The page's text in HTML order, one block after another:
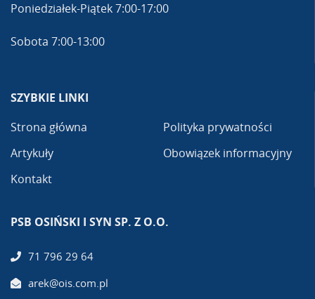
Poniedziałek-Piątek 7:00-17:00
Sobota 7:00-13:00
SZYBKIE LINKI
Strona główna
Artykuły
Kontakt
Polityka prywatności
Obowiązek informacyjny
PSB OSIŃSKI I SYN SP. Z O.O.
71 796 29 64
arek@ois.com.pl